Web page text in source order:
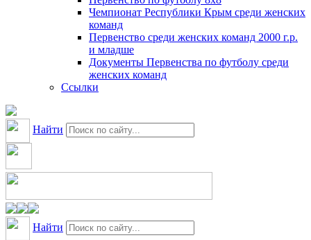
Чемпионат Республики Крым среди женских
команд
Первенство среди женских команд 2000 г.р.
и младше
Документы Первенства по футболу среди
женских команд
Ссылки
Найти
Найти